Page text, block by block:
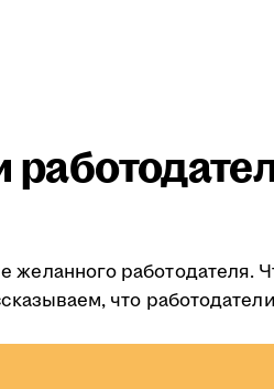
желанного
что